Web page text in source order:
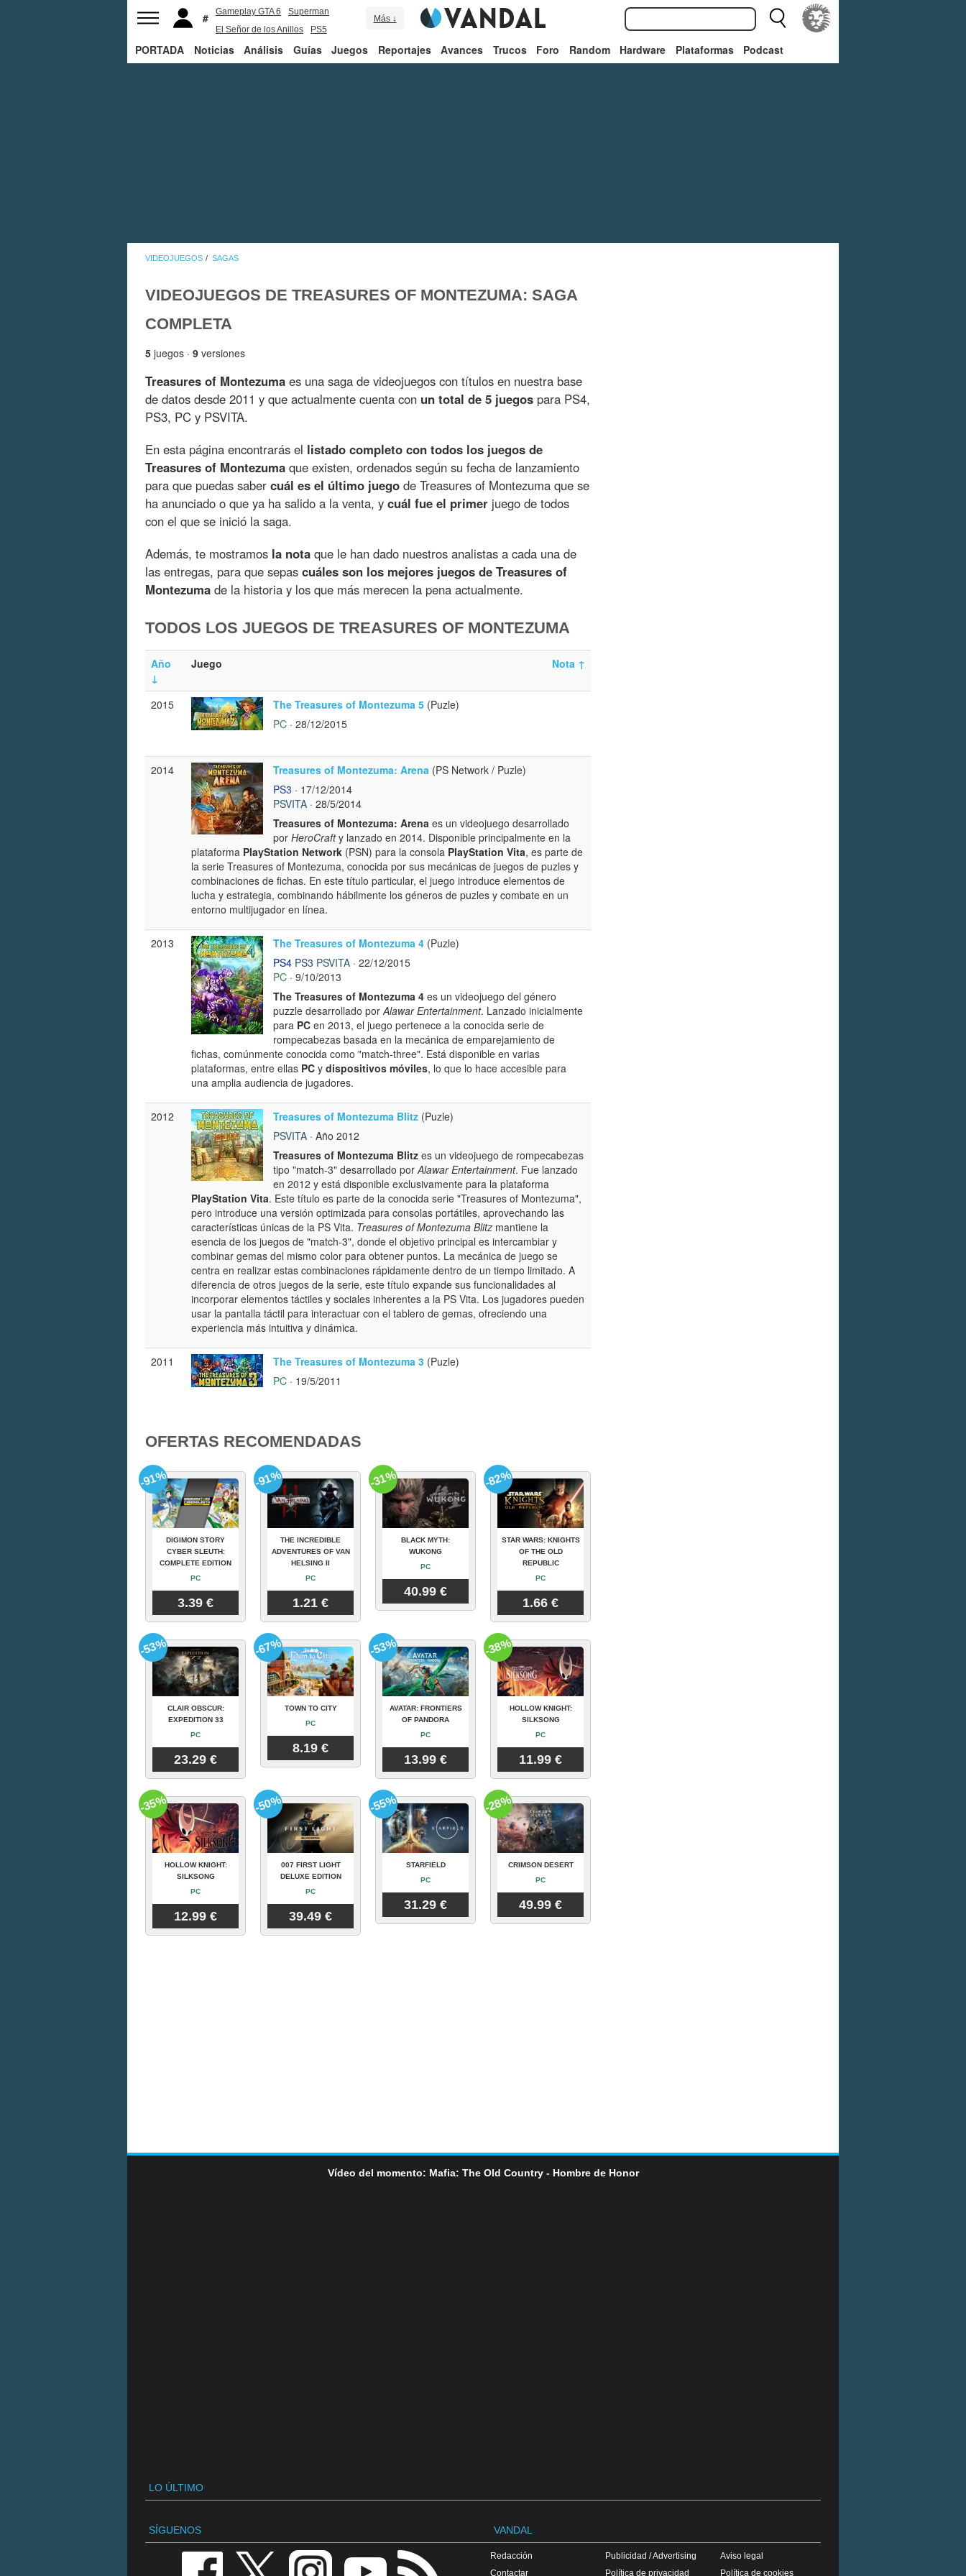
Gameplay GTA 6
Superman
El Señor de los Anillos
PS5
Más ↓
PORTADA Noticias Análisis Guías Juegos Reportajes Avances Trucos Foro Random Hardware Plataformas Podcast
VIDEOJUEGOS SAGAS
VIDEOJUEGOS DE TREASURES OF MONTEZUMA: SAGA
COMPLETA
5 juegos · 9 versiones
Treasures of Montezuma es una saga de videojuegos con títulos en nuestra base
de datos desde 2011 y que actualmente cuenta con un total de 5 juegos para PS4,
PS3, PC y PSVITA.
En esta página encontrarás el listado completo con todos los juegos de
Treasures of Montezuma que existen, ordenados según su fecha de lanzamiento
para que puedas saber cuál es el último juego de Treasures of Montezuma que se
ha anunciado o que ya ha salido a la venta, y cuál fue el primer juego de todos
con el que se inició la saga.
Además, te mostramos la nota que le han dado nuestros analistas a cada una de
las entregas, para que sepas cuáles son los mejores juegos de Treasures of
Montezuma de la historia y los que más merecen la pena actualmente.
TODOS LOS JUEGOS DE TREASURES OF MONTEZUMA
Año
↓
Nota ↑
Juego
2015 The Treasures of Montezuma 5 (Puzle)
PC · 28/12/2015
2014 Treasures of Montezuma: Arena (PS Network / Puzle)
PS3 · 17/12/2014
PSVITA · 28/5/2014
Treasures of Montezuma: Arena es un videojuego desarrollado
por HeroCrafty lanzado en 2014. Disponible principalmente en la
plataforma PlayStation Network (PSN) para la consola PlayStation Vita, es parte de
la serie Treasures of Montezuma, conocida por sus mecánicas de juegos de puzles y
combinaciones de fichas. En este título particular, el juego introduce elementos de
lucha y estrategia, combinando hábilmente los géneros de puzles y combate en un
entorno multijugador en línea.
2013 The Treasures of Montezuma 4 (Puzle)
PS4 PS3 PSVITA · 22/12/2015
PC · 9/10/2013
The Treasures of Montezuma 4 es un videojuego del género
puzzle desarrollado porAlawar Entertainment. Lanzado inicialmente
para PC en 2013, el juego pertenece a la conocida serie de
rompecabezas basada en la mecánica de emparejamiento de
fichas, comúnmente conocida como "match-three". Está disponible en varias
plataformas, entre ellas PC y dispositivos móviles, lo que lo hace accesible para
una amplia audiencia de jugadores.
2012 Treasures of Montezuma Blitz (Puzle)
PSVITA · Año 2012
Treasures of Montezuma Blitz es un videojuego de rompecabezas
tipo "match-3" desarrollado porAlawar Entertainment. Fue lanzado
en 2012 y está disponible exclusivamente para la plataforma
PlayStation Vita. Este título es parte de la conocida serie "Treasures of Montezuma",
pero introduce una versión optimizada para consolas portátiles, aprovechando las
características únicas de la PS Vita. Treasures of Montezuma Blitz mantiene la
esencia de los juegos de "match-3", donde el objetivo principal es intercambiar y
combinar gemas del mismo color para obtener puntos. La mecánica de juego se
centra en realizar estas combinaciones rápidamente dentro de un tiempo limitado. A
diferencia de otros juegos de la serie, este título expande sus funcionalidades al
incorporar elementos táctiles y sociales inherentes a la PS Vita. Los jugadores pueden
usar la pantalla táctil para interactuar con el tablero de gemas, ofreciendo una
experiencia más intuitiva y dinámica.
2011 The Treasures of Montezuma 3 (Puzle)
PC · 19/5/2011
OFERTAS RECOMENDADAS
DIGIMON STORY
CYBER SLEUTH:
COMPLETE EDITION
PC
3.39 €
-91%
THE INCREDIBLE
ADVENTURES OF VAN
HELSING II
PC
1.21 €
-91%
BLACK MYTH:
WUKONG
PC
40.99 €
-31%
STAR WARS: KNIGHTS
OF THE OLD
REPUBLIC
PC
1.66 €
-82%
CLAIR OBSCUR:
EXPEDITION 33
PC
23.29 €
-53%
TOWN TO CITY
PC
8.19 €
-67%
AVATAR: FRONTIERS
OF PANDORA
PC
13.99 €
-53%
HOLLOW KNIGHT:
SILKSONG
PC
11.99 €
-38%
HOLLOW KNIGHT:
SILKSONG
PC
12.99 €
-35%
007 FIRST LIGHT
DELUXE EDITION
PC
39.49 €
-50%
STARFIELD
PC
31.29 €
-55%
CRIMSON DESERT
PC
49.99 €
-28%
Vídeo del momento: Mafia: The Old Country - Hombre de Honor
LO ÚLTIMO
SÍGUENOS VANDAL
Redacción
Contactar
Publicidad / Advertising
Política de privacidad
Aviso legal
Política de cookies